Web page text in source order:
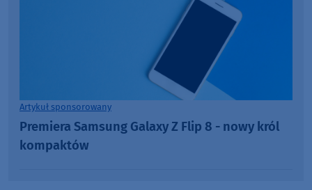
Artykuł sponsorowany
Premiera Samsung Galaxy Z Flip 8 - nowy król
kompaktów